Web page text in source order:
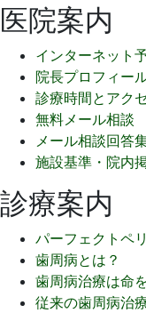
医院案内
インターネット
院長プロフィー
診療時間とアク
無料メール相談
メール相談回答
施設基準・院内
診療案内
パーフェクトペ
歯周病とは？
歯周病治療は命
従来の歯周病治